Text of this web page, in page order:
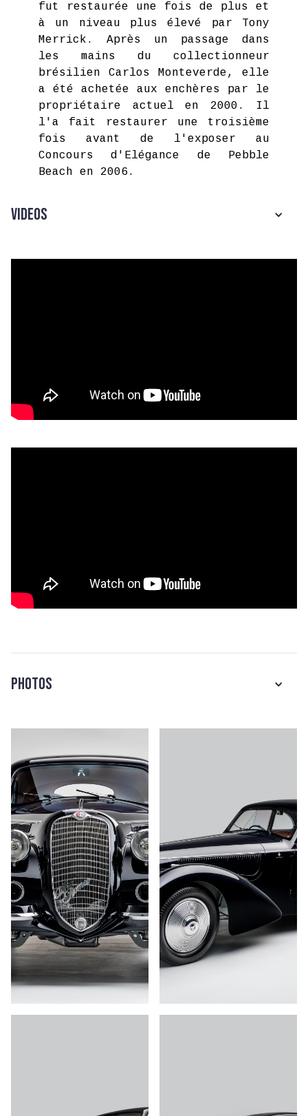
fut restaurée une fois de plus et
à un niveau plus élevé par Tony
Merrick. Après un passage dans
les mains du collectionneur
brésilien Carlos Monteverde, elle
a été achetée aux enchères par le
propriétaire actuel en 2000. Il
l'a fait restaurer une troisième
fois avant de l'exposer au
Concours d'Elégance de Pebble
Beach en 2006.
Videos
Photos